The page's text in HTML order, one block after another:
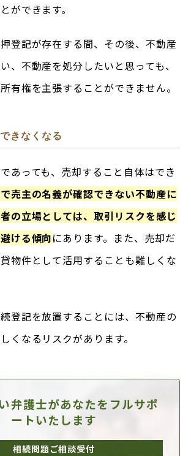
ができます。
登記が存在する間、その後、不動産
、不動産を処分したいと思っても、
有権を主張することができません。
きなくなる
あっても、売却すること自体はでき
売主の名義が確認できない不動産に
の立場としては、取引リスクを感じ
ける傾向にあります。また、売却だ
物件として活用することも難しくな
登記を放置することには、不動産の
くなるリスクがあります。
弁護士があなたを フルサポ
ートいたします
相続問題ご相談受付